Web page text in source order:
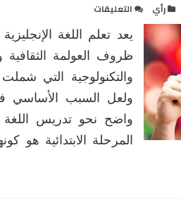
رأي التعليقات
الإبداعية
في
مادة
اللغة
الإنجليزية
بطريقة
التعلم
يعد تعلم اللغة
ظروف العولمة الثقافية
والتكنولوجية التي
ولعل السبب الأساسي
واضح نحو تدريس اللغة
المرحلة الابتدائية هو